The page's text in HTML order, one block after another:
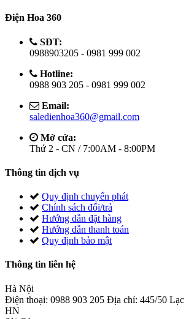
Điện Hoa 360
SĐT:
0988903205 - 0981 999 002
Hotline:
0988 903 205 - 0981 999 002
Email:
saledienhoa360@gmail.com
Mở cửa:
Thứ 2 - CN / 7:00AM - 8:00PM
Thông tin dịch vụ
Quy định chuyển phát
Chính sách đổi/trả
Hướng dẫn đặt hàng
Hướng dẫn thanh toán
Quy định bảo mật
Thông tin liên hệ
Hà Nội
Điện thoại: 0988 903 205 Địa chỉ: 445/50
HN